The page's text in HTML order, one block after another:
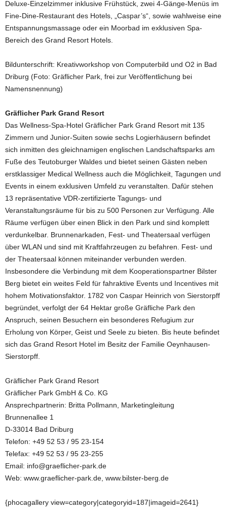
Deluxe-Einzelzimmer inklusive Frühstück, zwei 4-Gänge-Menüs im
Fine-Dine-Restaurant des Hotels, „Caspar’s“, sowie wahlweise eine
Entspannungsmassage oder ein Moorbad im exklusiven Spa-
Bereich des Grand Resort Hotels.
Bildunterschrift: Kreativworkshop von Computerbild und O2 in Bad
Driburg (Foto: Gräflicher Park, frei zur Veröffentlichung bei
Namensnennung)
Gräflicher Park Grand Resort
Das Wellness-Spa-Hotel Gräflicher Park Grand Resort mit 135
Zimmern und Junior-Suiten sowie sechs Logierhäusern befindet
sich inmitten des gleichnamigen englischen Landschaftsparks am
Fuße des Teutoburger Waldes und bietet seinen Gästen neben
erstklassiger Medical Wellness auch die Möglichkeit, Tagungen und
Events in einem exklusiven Umfeld zu veranstalten. Dafür stehen
13 repräsentative VDR-zertifizierte Tagungs- und
Veranstaltungsräume für bis zu 500 Personen zur Verfügung. Alle
Räume verfügen über einen Blick in den Park und sind komplett
verdunkelbar. Brunnenarkaden, Fest- und Theatersaal verfügen
über WLAN und sind mit Kraftfahrzeugen zu befahren. Fest- und
der Theatersaal können miteinander verbunden werden.
Insbesondere die Verbindung mit dem Kooperationspartner Bilster
Berg bietet ein weites Feld für fahraktive Events und Incentives mit
hohem Motivationsfaktor. 1782 von Caspar Heinrich von Sierstorpff
begründet, verfolgt der 64 Hektar große Gräfliche Park den
Anspruch, seinen Besuchern ein besonderes Refugium zur
Erholung von Körper, Geist und Seele zu bieten. Bis heute befindet
sich das Grand Resort Hotel im Besitz der Familie Oeynhausen-
Sierstorpff.
Gräflicher Park Grand Resort
Gräflicher Park GmbH & Co. KG
Ansprechpartnerin: Britta Pollmann, Marketingleitung
Brunnenallee 1
D-33014 Bad Driburg
Telefon: +49 52 53 / 95 23-154
Telefax: +49 52 53 / 95 23-255
Email: info@graeflicher-park.de
Web: www.graeflicher-park.de, www.bilster-berg.de
{phocagallery view=category|categoryid=187|imageid=2641}